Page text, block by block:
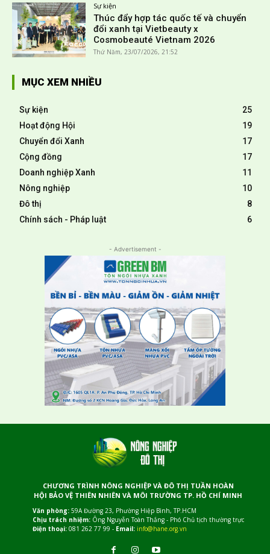
Sự kiện
Thúc đẩy hợp tác quốc tế và chuyển
đổi xanh tại Vietbeauty x
Cosmobeauté Vietnam 2026
Thứ Năm, 23/07/2026, 21:52
MỤC XEM NHIỀU
Sự kiện
25
Hoạt động Hội
19
Chuyển đổi Xanh
17
Cộng đồng
17
Doanh nghiệp Xanh
11
Nông nghiệp
10
Đô thị
8
Chính sách - Pháp luật
6
- Advertisement -
CHƯƠNG TRÌNH NÔNG NGHIỆP VÀ ĐÔ THỊ TUẦN HOÀN
HỘI BẢO VỆ THIÊN NHIÊN VÀ MÔI TRƯỜNG TP. HỒ CHÍ MINH
Văn phòng:59A Đường 23, Phường Hiệp Bình, TP.HCM
Chịu trách nhiệm:Ông Nguyễn Toàn Thắng - Phó Chủ tịch thường trực
Điện thoại:081 262 77 99 - Email: info@hane.org.vn